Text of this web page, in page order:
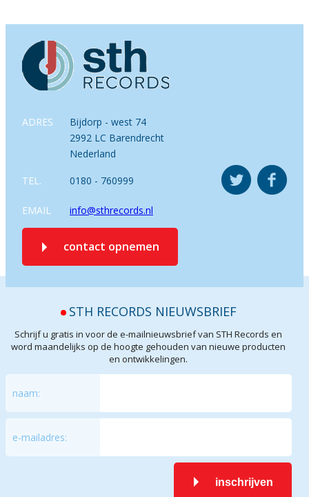
ADRES
Bijdorp - west 74
2992 LC Barendrecht
Nederland
TEL. 0180 - 760999
EMAIL info@sthrecords.nl
contact opnemen
STH RECORDS NIEUWSBRIEF
Schrijf u gratis in voor de e-mailnieuwsbrief van STH Records en
word maandelijks op de hoogte gehouden van nieuwe producten
en ontwikkelingen.
naam:
e-mailadres:
inschrijven